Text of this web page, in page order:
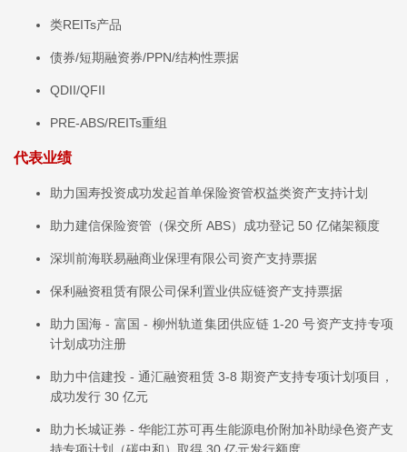
类REITs产品
债券/短期融资券/PPN/结构性票据
QDII/QFII
PRE-ABS/REITs重组
代表业绩
助力国寿投资成功发起首单保险资管权益类资产支持计划
助力建信保险资管（保交所 ABS）成功登记 50 亿储架额度
深圳前海联易融商业保理有限公司资产支持票据
保利融资租赁有限公司保利置业供应链资产支持票据
助力国海 - 富国 - 柳州轨道集团供应链 1-20 号资产支持专项
计划成功注册
助力中信建投 - 通汇融资租赁 3-8 期资产支持专项计划项目，
成功发行 30 亿元
助力长城证券 - 华能江苏可再生能源电价附加补助绿色资产支
持专项计划（碳中和）取得 30 亿元发行额度